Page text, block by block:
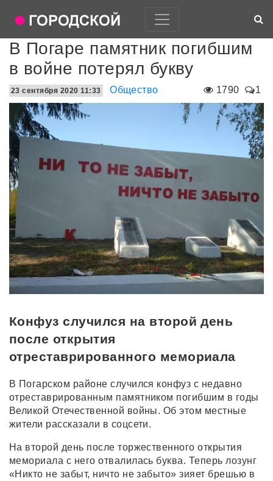
В Погаре памятник погибшим
в войне потерял букву
1790 1
23 сентября 2020 11:33 Общество
Конфуз случился на второй день
после открытия
отреставрированного мемориала
В Погарском районе случился конфуз с недавно
отреставрированным памятником погибшим в годы
Великой Отечественной войны. Об этом местные
жители рассказали в соцсети.
На второй день после торжественного открытия
мемориала с него отвалилась буква. Теперь лозунг
«Никто не забыт, ничто не забыто» зияет брешью в